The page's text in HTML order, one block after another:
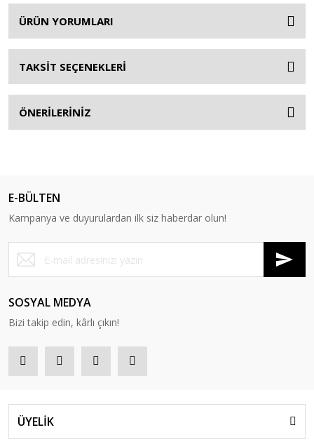
ÜRÜN YORUMLARI
TAKSİT SEÇENEKLERİ
ÖNERİLERİNİZ
E-BÜLTEN
Kampanya ve duyurulardan ilk siz haberdar olun!
SOSYAL MEDYA
Bizi takip edin, kârlı çıkın!
ÜYELİK